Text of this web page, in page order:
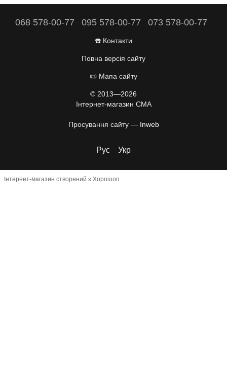
068 578-00-77 095 578-00-77 073 578-00-77
☎️ Контакти
Повна версія сайту
📜 Мапа сайту
© 2013—2026
Інтернет-магазин CMA
Просування сайту — Inweb
Рус Укр
Інтернет-магазин створений з Хорошоп